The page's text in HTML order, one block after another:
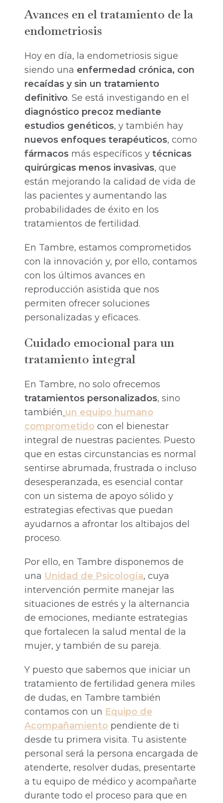
Avances en el tratamiento de la
endometriosis
Hoy en día, la endometriosis sigue
siendo una enfermedad crónica, con
recaídas y sin un tratamiento
definitivo. Se está investigando en el
diagnóstico precoz mediante
estudios genéticos, y también hay
nuevos enfoques terapéuticos, como
fármacos más específicos y técnicas
quirúrgicas menos invasivas, que
están mejorando la calidad de vida de
las pacientes y aumentando las
probabilidades de éxito en los
tratamientos de fertilidad.
En Tambre, estamos comprometidos
con la innovación y, por ello, contamos
con los últimos avances en
reproducción asistida que nos
permiten ofrecer soluciones
personalizadas y eficaces.
Cuidado emocional para un
tratamiento integral
En Tambre, no solo ofrecemos
tratamientos personalizados, sino
también un equipo humano
comprometido con el bienestar
integral de nuestras pacientes. Puesto
que en estas circunstancias es normal
sentirse abrumada, frustrada o incluso
desesperanzada, es esencial contar
con un sistema de apoyo sólido y
estrategias efectivas que puedan
ayudarnos a afrontar los altibajos del
proceso.
Por ello, en Tambre disponemos de
una Unidad de Psicología, cuya
intervención permite manejar las
situaciones de estrés y la alternancia
de emociones, mediante estrategias
que fortalecen la salud mental de la
mujer, y también de su pareja.
Y puesto que sabemos que iniciar un
tratamiento de fertilidad genera miles
de dudas, en Tambre también
contamos con un Equipo de
Acompañamiento pendiente de ti
desde tu primera visita. Tu asistente
personal será la persona encargada de
atenderte, resolver dudas, presentarte
a tu equipo de médico y acompañarte
durante todo el proceso para que en